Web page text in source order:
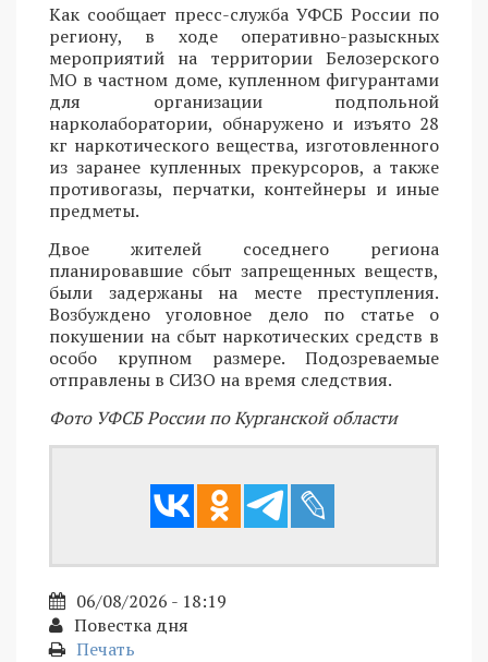
Как сообщает пресс-служба УФСБ России по
региону, в ходе оперативно-разыскных
мероприятий на территории Белозерского
МО в частном доме, купленном фигурантами
для организации подпольной
нарколаборатории, обнаружено и изъято 28
кг наркотического вещества, изготовленного
из заранее купленных прекурсоров, а также
противогазы, перчатки, контейнеры и иные
предметы.
Двое жителей соседнего региона
планировавшие сбыт запрещенных веществ,
были задержаны на месте преступления.
Возбуждено уголовное дело по статье о
покушении на сбыт наркотических средств в
особо крупном размере. Подозреваемые
отправлены в СИЗО на время следствия.
Фото УФСБ России по Курганской области
06/08/2026 - 18:19
Повестка дня
Печать